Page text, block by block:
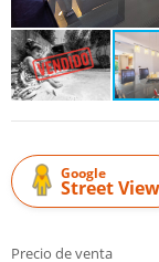
Google
Street View
Precio de venta